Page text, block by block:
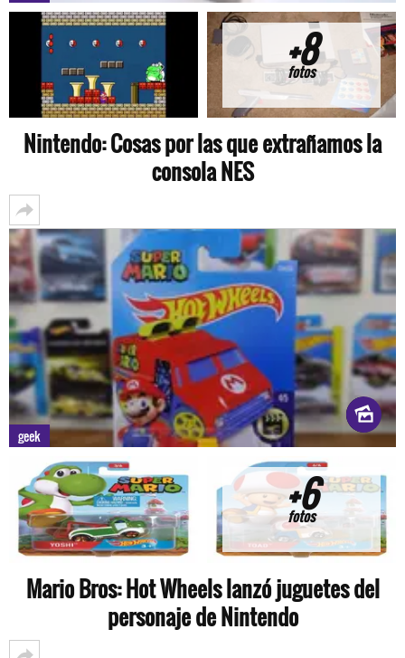
+8
fotos
Nintendo: Cosas por las que extrañamos la
consola NES
geek
+6
fotos
Mario Bros: Hot Wheels lanzó juguetes del
personaje de Nintendo